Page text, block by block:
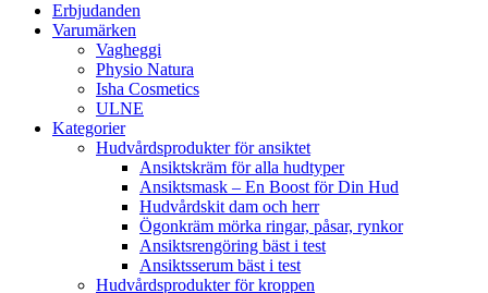
Erbjudanden
Varumärken
Vagheggi
Physio Natura
Isha Cosmetics
ULNE
Kategorier
Hudvårdsprodukter för ansiktet
Ansiktskräm för alla hudtyper
Ansiktsmask – En Boost för Din Hud
Hudvårdskit dam och herr
Ögonkräm mörka ringar, påsar, rynkor
Ansiktsrengöring bäst i test
Ansiktsserum bäst i test
Hudvårdsprodukter för kroppen